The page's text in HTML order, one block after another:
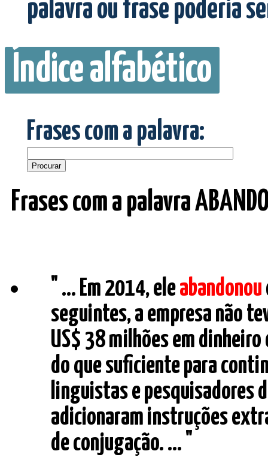
palavra ou frase poderia
Índice alfabético
Frases com a palavra:
Frases com a palavra
" ... Em 2014, eleabandonou
seguintes, a empresa não
US$ 38 milhões em
do que suficiente para
linguistas e pesquisadores
adicionaram instruções
de conjugação. ... "